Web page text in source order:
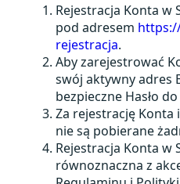
Rejestracja Konta w
pod adresem
rejestracja.
Aby zarejestrować
swój aktywny adres
bezpieczne Hasło
Za rejestrację Konta
nie są pobierane
Rejestracja Konta w
równoznaczna z